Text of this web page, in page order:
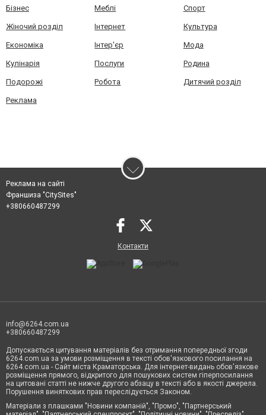
Бізнес Меблі Спорт
Жіночий розділ Інтернет Культура
Економіка Інтер'єр Мода
Кулінарія Послуги Родина
Подорожі Робота Дитячий розділ
Реклама
Реклама на сайті
Франшиза "CitySites"
+380660487299
Контакти
info@6264.com.ua
+380660487299
Допускається цитування матеріалів без отримання попередньої згоди
6264.com.ua за умови розміщення в тексті обов'язкового посилання на
6264.com.ua - Сайт міста Краматорська. Для інтернет-видань обов'язкове
розміщення прямого, відкритого для пошукових систем гіперпосилання
на цитовані статті не нижче другого абзацу в тексті або в якості джерела.
Порушення виняткових прав переслідується Законом.
Матеріали з плашками "Новини компаній", "Промо", "Партнерський